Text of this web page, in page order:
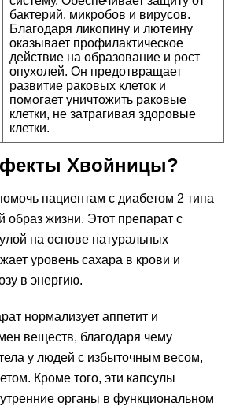
бактерий, микробов и вирусов.
Благодаря ликопину и лютеину
оказывает профилактическое
действие на образование и рост
опухолей. Он предотвращает
развитие раковых клеток и
помогает уничтожить раковые
клетки, не затрагивая здоровые
клетки.
Хвойницы?
пациентам с диабетом 2 типа
образ жизни. Этот препарат с
на основе натуральных
уровень сахара в крови и
в энергию.
нормализует аппетит и
веществ, благодаря чему
у людей с избыточным весом,
Кроме того, эти капсулы
органы в функциональном